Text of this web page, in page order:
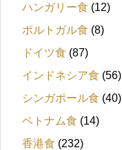
ハンガリー食 (12)
ポルトガル食 (8)
ドイツ食 (87)
インドネシア食 (56)
シンガポール食 (40)
ベトナム食 (14)
香港食 (232)